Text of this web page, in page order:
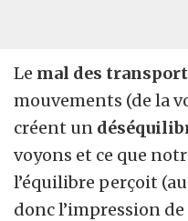
Le mal des
mouvements (de la
créent un
voyons et ce que
l’équilibre perçoit
donc l’impression de